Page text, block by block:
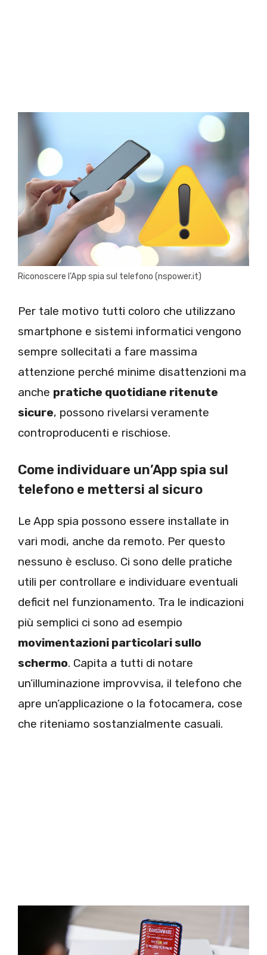
Riconoscere l’App spia sul telefono (nspower.it)
Per tale motivo tutti coloro che utilizzano
smartphone e sistemi informatici vengono
sempre sollecitati a fare massima
attenzione perché minime disattenzioni ma
anche pratiche quotidiane ritenute
sicure, possono rivelarsi veramente
controproducenti e rischiose.
Come individuare un’App spia sul
telefono e mettersi al sicuro
Le App spia possono essere installate in
vari modi, anche da remoto. Per questo
nessuno è escluso. Ci sono delle pratiche
utili per controllare e individuare eventuali
deficit nel funzionamento. Tra le indicazioni
più semplici ci sono ad esempio
movimentazioni particolari sullo
schermo. Capita a tutti di notare
un’illuminazione improvvisa, il telefono che
apre un’applicazione o la fotocamera, cose
che riteniamo sostanzialmente casuali.